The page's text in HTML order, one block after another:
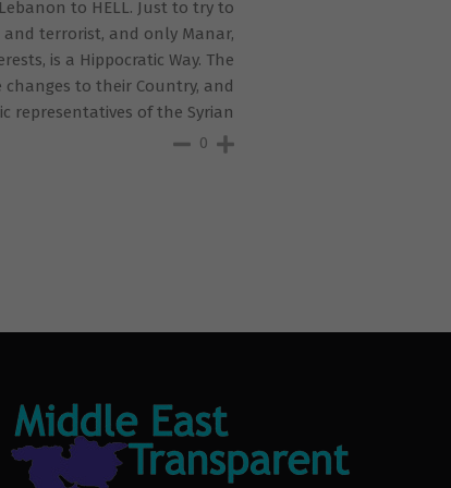
to HELL. Just to try to
terrorist, and only Manar,
is a Hippocratic Way. The
changes to their Country, and
representatives of the Syrian
0